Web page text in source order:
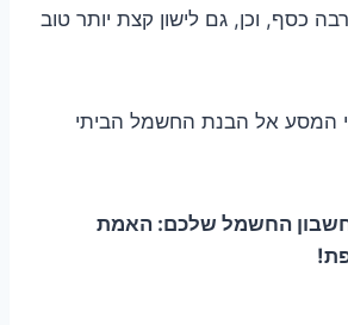
כסף, וכן, גם לישון קצת יותר טוב
המסע אל הבנת החשמל הביתי
החשמל שלכם: האמת